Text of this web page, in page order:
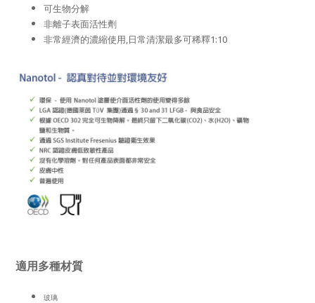
可生物分解
非離子表面活性劑
非常經濟的濃縮使用,日常清潔最多可稀釋1:10
適用多種材質
玻璃